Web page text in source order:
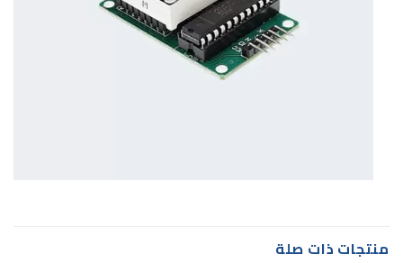
منتجات ذات صلة